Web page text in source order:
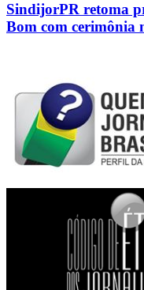
SindijorPR retoma
Bom com cerimônia